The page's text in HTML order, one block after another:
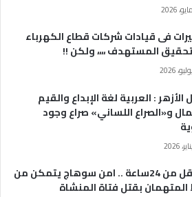
فى قيادات شركات قطاع الكهرباء
المستهدف ،،،، ولكن !!
: العربية لغة الإبداع والقيم
و«الصراع اللساني» صراع وجود
في اقل من 24ساعة .. امن سوهاج يتمكن من
بقتل فتاة المنشاة